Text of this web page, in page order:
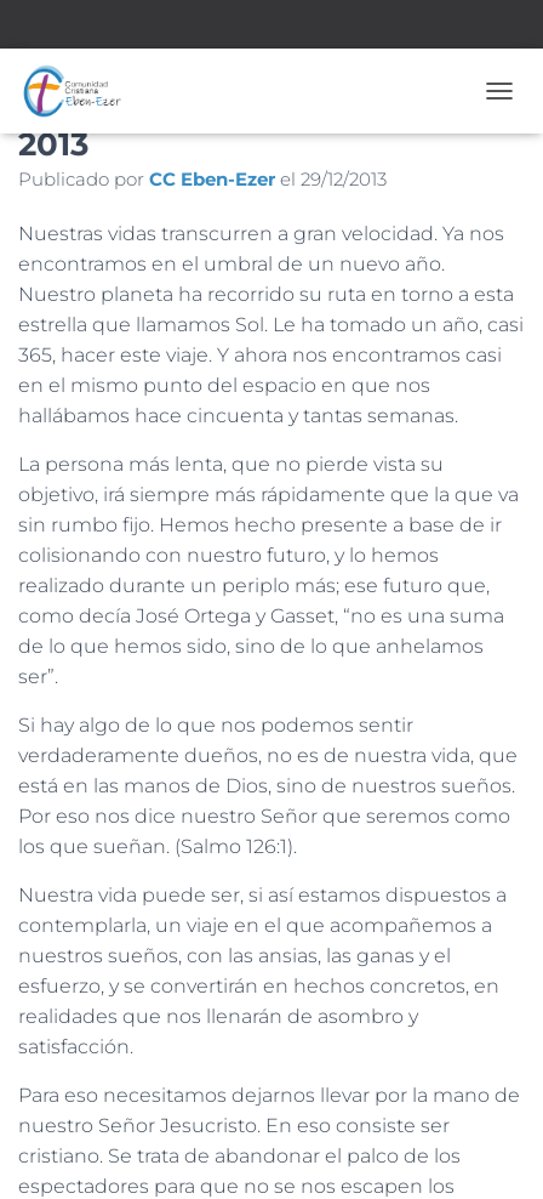
Nº 1540– 29 de Diciembre de
2013
Publicado por CC Eben-Ezer el 29/12/2013
Nuestras vidas transcurren a gran velocidad. Ya nos
encontramos en el umbral de un nuevo año.
Nuestro planeta ha recorrido su ruta en torno a esta
estrella que llamamos Sol. Le ha tomado un año, casi
365, hacer este viaje. Y ahora nos encontramos casi
en el mismo punto del espacio en que nos
hallábamos hace cincuenta y tantas semanas.
La persona más lenta, que no pierde vista su
objetivo, irá siempre más rápidamente que la que va
sin rumbo fijo. Hemos hecho presente a base de ir
colisionando con nuestro futuro, y lo hemos
realizado durante un periplo más; ese futuro que,
como decía José Ortega y Gasset, “no es una suma
de lo que hemos sido, sino de lo que anhelamos
ser”.
Si hay algo de lo que nos podemos sentir
verdaderamente dueños, no es de nuestra vida, que
está en las manos de Dios, sino de nuestros sueños.
Por eso nos dice nuestro Señor que seremos como
los que sueñan. (Salmo 126:1).
Nuestra vida puede ser, si así estamos dispuestos a
contemplarla, un viaje en el que acompañemos a
nuestros sueños, con las ansias, las ganas y el
esfuerzo, y se convertirán en hechos concretos, en
realidades que nos llenarán de asombro y
satisfacción.
Para eso necesitamos dejarnos llevar por la mano de
nuestro Señor Jesucristo. En eso consiste ser
cristiano. Se trata de abandonar el palco de los
espectadores para que no se nos escapen los